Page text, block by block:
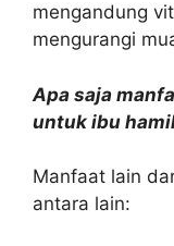
mengandung
mengurangi
Apa saja
untuk ibu
Manfaat lain
antara lain: